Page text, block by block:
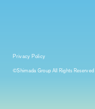
Privacy Policy
©Shimada Group All Rights Reserved